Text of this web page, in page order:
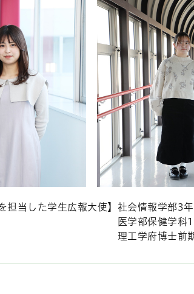
担当した学生広報大使】 社会情報学部3
医学部保健学科
理工学府博士前